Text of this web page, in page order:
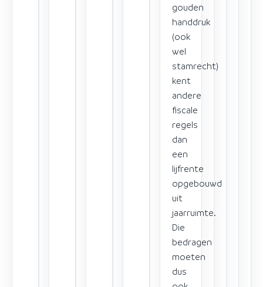
gouden
handdruk
(ook
wel
stamrecht)
kent
andere
fiscale
regels
dan
een
lijfrente
opgebouwd
uit
jaarruimte.
Die
bedragen
moeten
dus